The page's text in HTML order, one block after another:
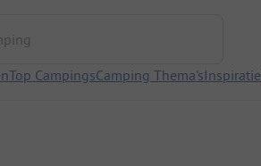
Top CampingsCamping Thema'sInspiratie